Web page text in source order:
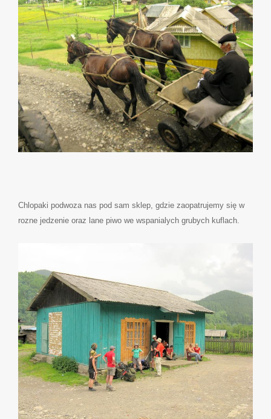
Chlopaki podwoza nas pod sam sklep, gdzie zaopatrujemy się w
rozne jedzenie oraz lane piwo we wspanialych grubych kuflach.